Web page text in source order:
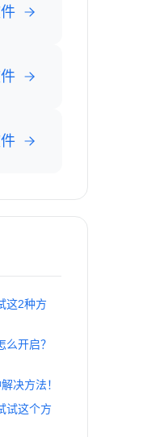
这2种方
开启？
决方法！
试这个方